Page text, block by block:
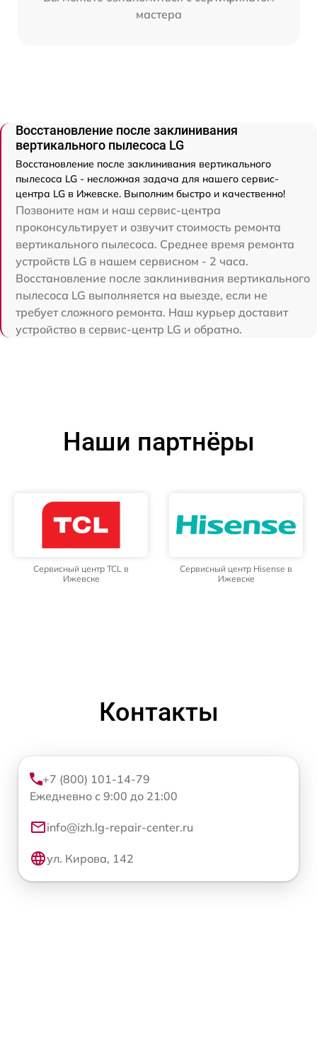
мастера
Восстановление после заклинивания
вертикального пылесоса LG
Восстановление после заклинивания вертикального
пылесоса LG - несложная задача для нашего сервис-
центра LG в Ижевске. Выполним быстро и качественно!
Позвоните нам и наш сервис-центра
проконсультирует и озвучит стоимость ремонта
вертикального пылесоса. Среднее время ремонта
устройств LG в нашем сервисном - 2 часа.
Восстановление после заклинивания вертикального
пылесоса LG выполняется на выезде, если не
требует сложного ремонта. Наш курьер доставит
устройство в сервис-центр LG и обратно.
Наши партнёры
Сервисный центр TCL в
Ижевске
Сервисный центр Hisense в
Ижевске
Контакты
+7 (800) 101-14-79
Ежедневно с 9:00 до 21:00
info@izh.lg-repair-center.ru
ул. Кирова, 142